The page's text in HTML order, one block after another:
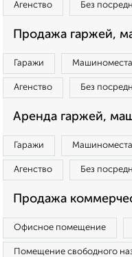
Агенство Без
Продажа гаржей,
Гаражи Машиноместа
Агенство Без
Аренда гаржей,
Гаражи Машиноместа
Агенство Без
Продажа
Офисное помещение
Помещение свободного